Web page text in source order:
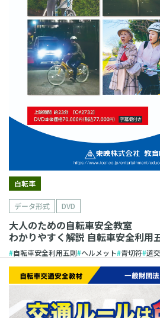
自転車
データ形式 DVD
大人のための自転車安全教室
わかりやすく解説 自転車安全利用
自転車安全利用五則 ヘルメット 青切符 道